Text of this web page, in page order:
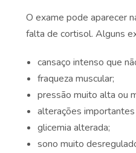
O exame pode aparecer
falta de cortisol. Alguns
cansaço intenso que
fraqueza muscular;
pressão muito alta ou
alterações
glicemia alterada;
sono muito